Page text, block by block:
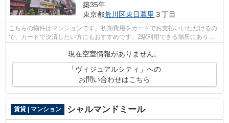
築35年
東京都荒川区東日暮里 ３丁目
こちらの物件はマンションです。初期費用をカードでお支払いいただけるの
で、カードで決済したい方にもおすすめです。2駅利用できる場所にあり、
現在空室情報がありません。
「ヴィジュアルシティ」への
お問い合わせはこちら
賃貸 | マンション シャルマンドミール